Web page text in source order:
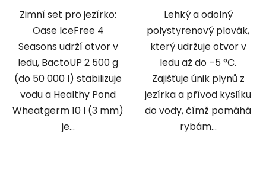
Zimní set pro jezírko:
Oase IceFree 4
Seasons udrží otvor v
ledu, BactoUP 2 500 g
(do 50 000 l) stabilizuje
vodu a Healthy Pond
Wheatgerm 10 l (3 mm)
je...
Lehký a odolný
polystyrenový plovák,
který udržuje otvor v
ledu až do –5 °C.
Zajišťuje únik plynů z
jezírka a přívod kyslíku
do vody, čímž pomáhá
rybám...